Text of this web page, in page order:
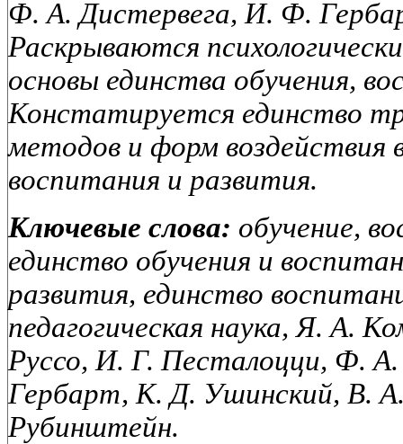
Ф. А. Дистервега, И. Ф.
Раскрываются
основы единства обучения,
Констатируется единство
методов и форм воздействия
воспитания и развития.
Ключевые слова: обучение,
единство обучения и
развития, единство
педагогическая наука, Я. А.
Руссо, И. Г. Песталоцци, Ф.
Гербарт, К. Д. Ушинский, В.
Рубинштейн.